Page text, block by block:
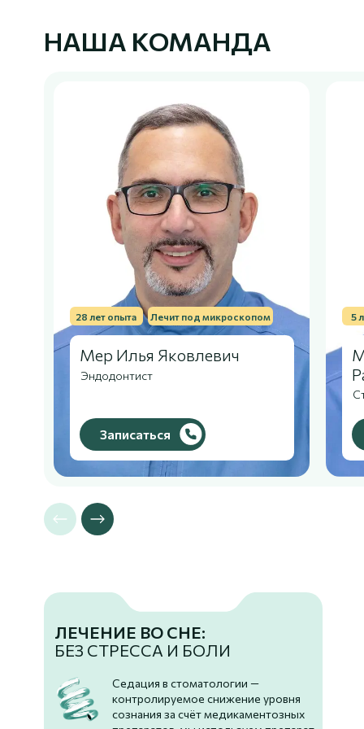
НАША КОМАНДА
Лечит под микроскопом
Записаться
Эндодонтист
Мер Илья Яковлевич
28 лет опыта 5
Седация в стоматологии —
контролируемое снижение уровня
сознания за счёт медикаментозных
ЛЕЧЕНИЕ ВО СНЕ:
БЕЗ СТРЕССА И БОЛИ